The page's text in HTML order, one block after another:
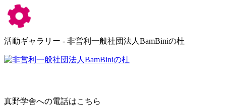
活動ギャラリー - 非営利一般社団法人BamBiniの杜
真野学舎への電話はこちら